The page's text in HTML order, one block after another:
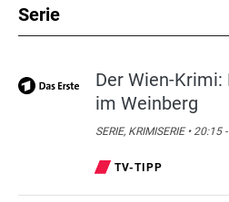
Serie
Der Wien-
im Weinberg
SERIE, KRIMISERIE • 20:15
TV-TIPP